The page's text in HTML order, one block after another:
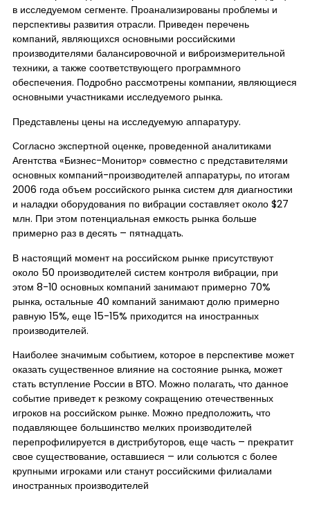
в исследуемом сегменте. Проанализированы проблемы и
перспективы развития отрасли. Приведен перечень
компаний, являющихся основными российскими
производителями балансировочной и виброизмерительной
техники, а также соответствующего программного
обеспечения. Подробно рассмотрены компании, являющиеся
основными участниками исследуемого рынка.
Представлены цены на исследуемую аппаратуру.
Согласно экспертной оценке, проведенной аналитиками
Агентства «Бизнес-Монитор» совместно с представителями
основных компаний-производителей аппаратуры, по итогам
2006 года объем российского рынка систем для диагностики
и наладки оборудования по вибрации составляет около $27
млн. При этом потенциальная емкость рынка больше
примерно раз в десять – пятнадцать.
В настоящий момент на российском рынке присутствуют
около 50 производителей систем контроля вибрации, при
этом 8-10 основных компаний занимают примерно 70%
рынка, остальные 40 компаний занимают долю примерно
равную 15%, еще 15-15% приходится на иностранных
производителей.
Наиболее значимым событием, которое в перспективе может
оказать существенное влияние на состояние рынка, может
стать вступление России в ВТО. Можно полагать, что данное
событие приведет к резкому сокращению отечественных
игроков на российском рынке. Можно предположить, что
подавляющее большинство мелких производителей
перепрофилируется в дистрибуторов, еще часть – прекратит
свое существование, оставшиеся – или сольются с более
крупными игроками или станут российскими филиалами
иностранных производителей